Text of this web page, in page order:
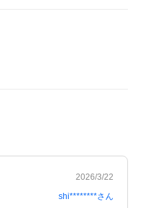
2026/3/22
shi********さん